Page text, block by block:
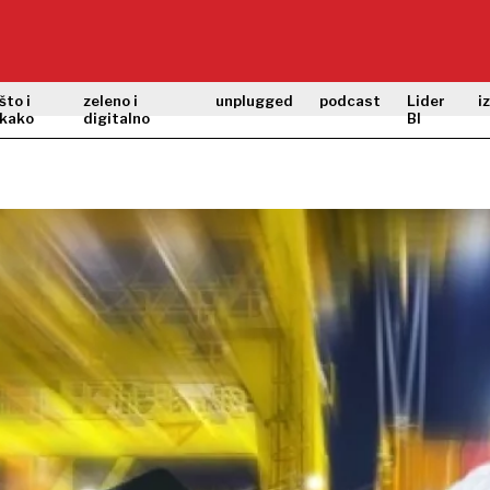
i
zeleno i
digitalno
unplugged podcast
Lider
BI